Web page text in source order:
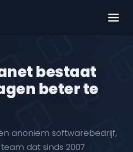
bestaat
beter te
anoniem softwarebedrijf,
dat sinds 2007